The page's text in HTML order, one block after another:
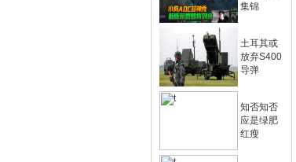
集锦
土耳其或
放弃S400
导弹
知否知否
应是绿肥
红瘦